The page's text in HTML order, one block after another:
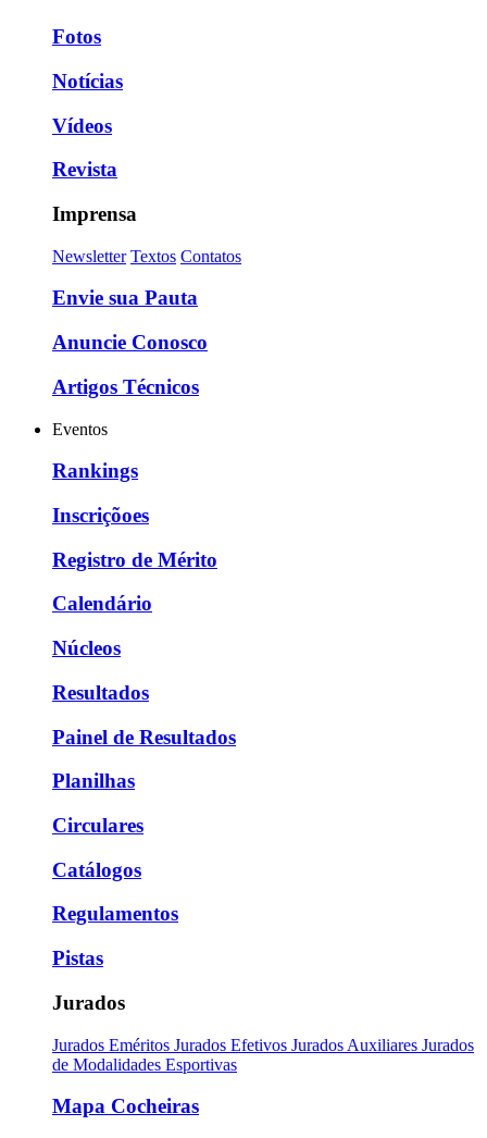
Fotos
Notícias
Vídeos
Revista
Imprensa
Newsletter Textos Contatos
Envie sua Pauta
Anuncie Conosco
Artigos Técnicos
Eventos
Rankings
Inscriçõoes
Registro de Mérito
Calendário
Núcleos
Resultados
Painel de Resultados
Planilhas
Circulares
Catálogos
Regulamentos
Pistas
Jurados
Jurados Eméritos Jurados Efetivos Jurados Auxiliares Jurados
de Modalidades Esportivas
Mapa Cocheiras